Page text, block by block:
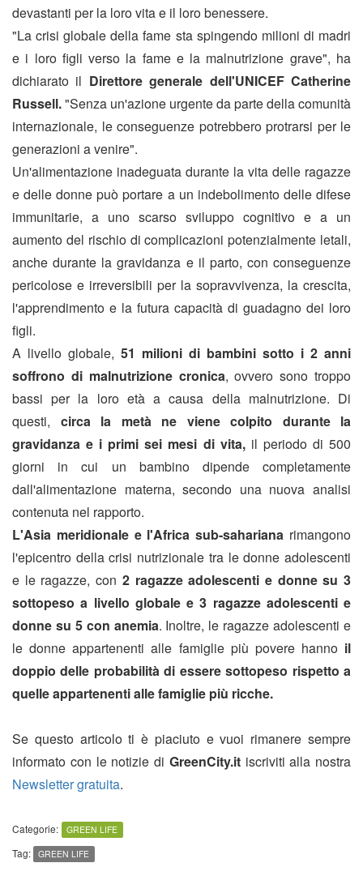
devastanti per la loro vita e il loro benessere.
"La crisi globale della fame sta spingendo milioni di madri
e i loro figli verso la fame e la malnutrizione grave", ha
dichiarato il Direttore generale dell'UNICEF Catherine
Russell."Senza un'azione urgente da parte della comunità
internazionale, le conseguenze potrebbero protrarsi per le
generazioni a venire".
Un'alimentazione inadeguata durante la vita delle ragazze
e delle donne può portare a un indebolimento delle difese
immunitarie, a uno scarso sviluppo cognitivo e a un
aumento del rischio di complicazioni potenzialmente letali,
anche durante la gravidanza e il parto, con conseguenze
pericolose e irreversibili per la sopravvivenza, la crescita,
l'apprendimento e la futura capacità di guadagno dei loro
figli.
A livello globale, 51 milioni di bambini sotto i 2 anni
soffrono di malnutrizione cronica, ovvero sono troppo
bassi per la loro età a causa della malnutrizione. Di
questi, circa la metà ne viene colpito durante la
gravidanza e i primi sei mesi di vita, il periodo di 500
giorni in cui un bambino dipende completamente
dall'alimentazione materna, secondo una nuova analisi
contenuta nel rapporto.
L'Asia meridionale e l'Africa sub-sahariana rimangono
l'epicentro della crisi nutrizionale tra le donne adolescenti
e le ragazze, con 2 ragazze adolescenti e donne su 3
sottopeso a livello globale e 3 ragazze adolescenti e
donne su 5 con anemia. Inoltre, le ragazze adolescenti e
le donne appartenenti alle famiglie più povere hanno il
doppio delle probabilità di essere sottopeso rispetto a
quelle appartenenti alle famiglie più ricche.
Se questo articolo ti è piaciuto e vuoi rimanere sempre
informato con le notizie di GreenCity.itiscriviti alla nostra
Newsletter gratuita.
Categorie: GREEN LIFE
Tag: GREEN LIFE